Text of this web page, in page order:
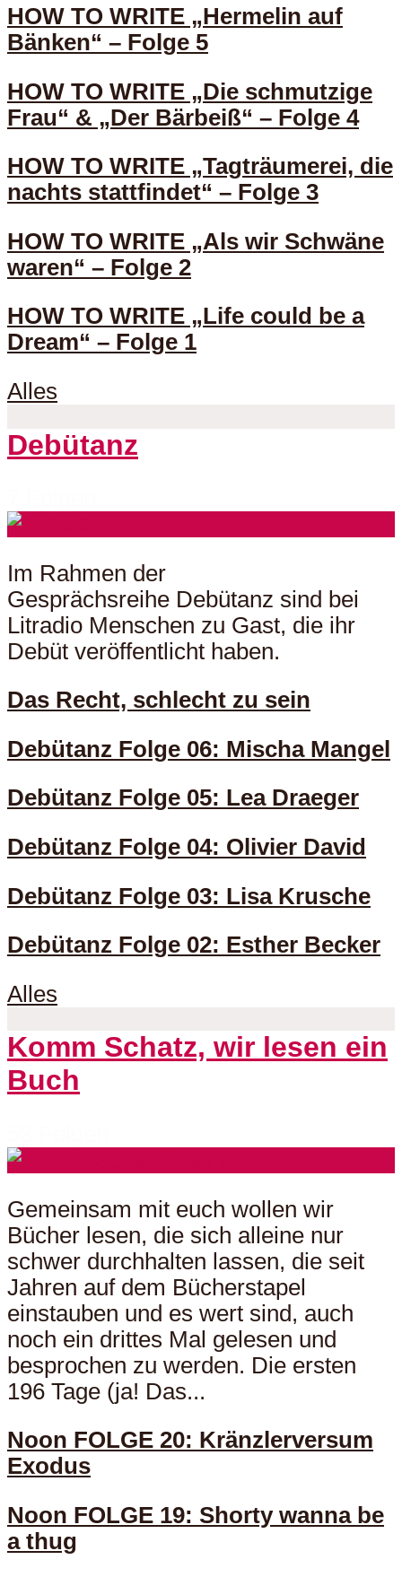
HOW TO WRITE „Hermelin auf
Bänken“ – Folge 5
HOW TO WRITE „Die schmutzige
Frau“ & „Der Bärbeiß“ – Folge 4
HOW TO WRITE „Tagträumerei, die
nachts stattfindet“ – Folge 3
HOW TO WRITE „Als wir Schwäne
waren“ – Folge 2
HOW TO WRITE „Life could be a
Dream“ – Folge 1
Alles
Debütanz
Im Rahmen der
Gesprächsreihe Debütanz sind bei
Litradio Menschen zu Gast, die ihr
Debüt veröffentlicht haben.
Das Recht, schlecht zu sein
Debütanz Folge 06: Mischa Mangel
Debütanz Folge 05: Lea Draeger
Debütanz Folge 04: Olivier David
Debütanz Folge 03: Lisa Krusche
Debütanz Folge 02: Esther Becker
Alles
Komm Schatz, wir lesen ein
Buch
Gemeinsam mit euch wollen wir
Bücher lesen, die sich alleine nur
schwer durchhalten lassen, die seit
Jahren auf dem Bücherstapel
einstauben und es wert sind, auch
noch ein drittes Mal gelesen und
besprochen zu werden. Die ersten
196 Tage (ja! Das...
Noon FOLGE 20: Kränzlerversum
Exodus
Noon FOLGE 19: Shorty wanna be
a thug